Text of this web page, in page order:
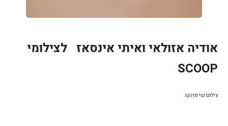
אודיה אזולאי ואיתי אינסאז לצילומי
SCOOP
צילום שי פרנקו.